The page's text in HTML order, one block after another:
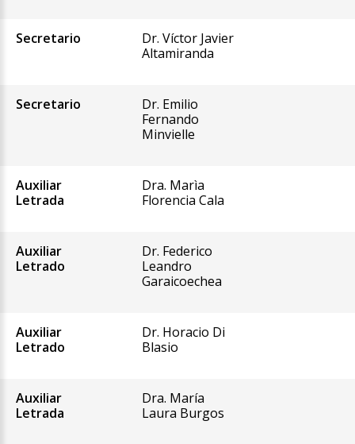
Secretario
Dr. Víctor Javier
Altamiranda
Secretario
Dr. Emilio
Fernando
Minvielle
Auxiliar
Letrada
Dra. Marìa
Florencia Cala
Auxiliar
Letrado
Dr. Federico
Leandro
Garaicoechea
Auxiliar
Letrado
Dr. Horacio Di
Blasio
Auxiliar
Letrada
Dra. María
Laura Burgos